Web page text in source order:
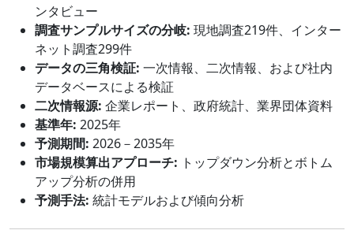
ンタビュー
調査サンプルサイズの分岐: 現地調査219件、インター
ネット調査299件
データの三角検証: 一次情報、二次情報、および社内
データベースによる検証
二次情報源: 企業レポート、政府統計、業界団体資料
基準年: 2025年
予測期間: 2026－2035年
市場規模算出アプローチ: トップダウン分析とボトム
アップ分析の併用
予測手法: 統計モデルおよび傾向分析